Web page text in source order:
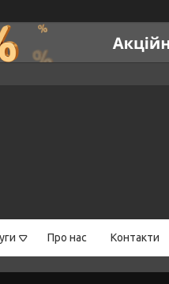
Про нас Контакти